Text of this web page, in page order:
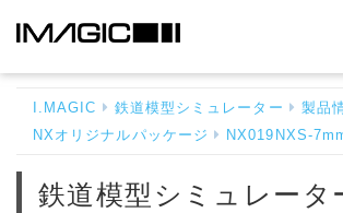
模
型
ミ
I.MAGIC 鉄道模型シミュレーター 製品
NXオリジナルパッケージ
NX019NXS-
鉄道模型シミュレータ